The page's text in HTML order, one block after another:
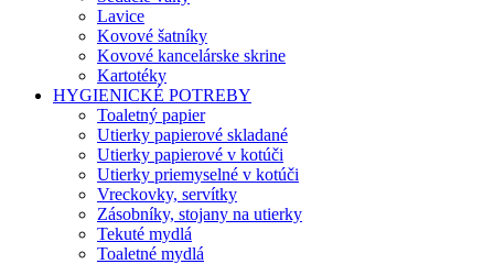
Lavice
Kovové šatníky
Kovové kancelárske skrine
Kartotéky
HYGIENICKÉ POTREBY
Toaletný papier
Utierky papierové skladané
Utierky papierové v kotúči
Utierky priemyselné v kotúči
Vreckovky, servítky
Zásobníky, stojany na utierky
Tekuté mydlá
Toaletné mydlá